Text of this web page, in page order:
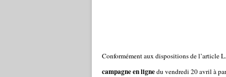
Conformément aux dispositions de l’article
campagne en lignedu vendredi 20 avril à